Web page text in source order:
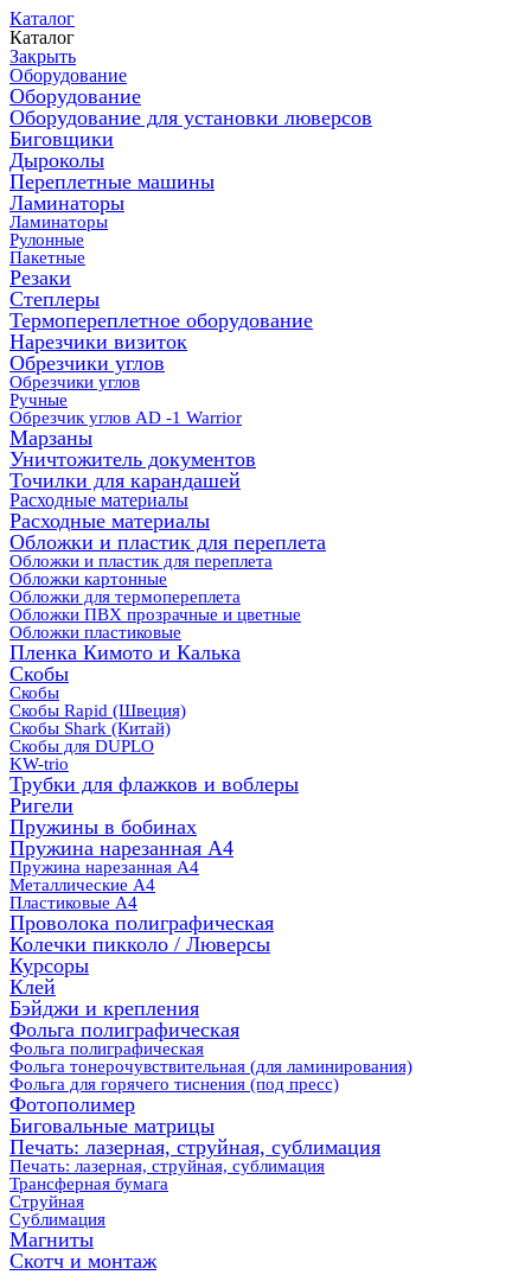
Каталог
Каталог
Закрыть
Оборудование
Оборудование
Оборудование для установки люверсов
Биговщики
Дыроколы
Переплетные машины
Ламинаторы
Ламинаторы
Рулонные
Пакетные
Резаки
Степлеры
Термопереплетное оборудование
Нарезчики визиток
Обрезчики углов
Обрезчики углов
Ручные
Обрезчик углов AD -1 Warrior
Марзаны
Уничтожитель документов
Точилки для карандашей
Расходные материалы
Расходные материалы
Обложки и пластик для переплета
Обложки и пластик для переплета
Обложки картонные
Обложки для термопереплета
Обложки ПВХ прозрачные и цветные
Обложки пластиковые
Пленка Кимото и Калька
Скобы
Скобы
Скобы Rapid (Швеция)
Скобы Shark (Китай)
Скобы для DUPLO
KW-trio
Трубки для флажков и воблеры
Ригели
Пружины в бобинах
Пружина нарезанная А4
Пружина нарезанная А4
Металлические А4
Пластиковые А4
Проволока полиграфическая
Колечки пикколо / Люверсы
Курсоры
Клей
Бэйджи и крепления
Фольга полиграфическая
Фольга полиграфическая
Фольга тонерочувствительная (для ламинирования)
Фольга для горячего тиснения (под пресс)
Фотополимер
Биговальные матрицы
Печать: лазерная, струйная, сублимация
Печать: лазерная, струйная, сублимация
Трансферная бумага
Струйная
Сублимация
Магниты
Скотч и монтаж